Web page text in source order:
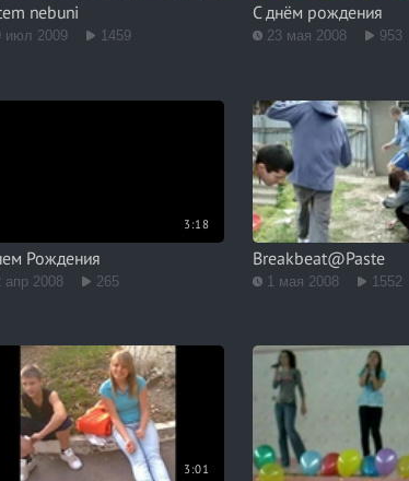
nebuni
июл 2009 1459
С днём рождения
23 мая 2008 953
3:18
Рождения
апр 2008 265
Breakbeat@Paste
1 мая 2008 1552
3:01